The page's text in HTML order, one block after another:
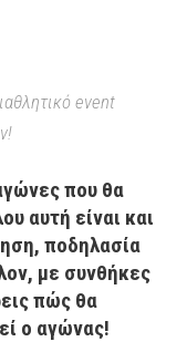
event
που θα
αυτή είναι και
ποδηλασία
με συνθήκες
πώς θα
ο αγώνας!